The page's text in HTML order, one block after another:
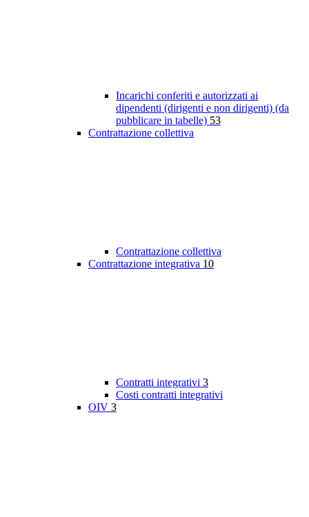
Incarichi conferiti e autorizzati ai
dipendenti (dirigenti e non dirigenti) (da
pubblicare in tabelle) 53
Contrattazione collettiva
Contrattazione collettiva
Contrattazione integrativa 10
Contratti integrativi 3
Costi contratti integrativi
OIV 3